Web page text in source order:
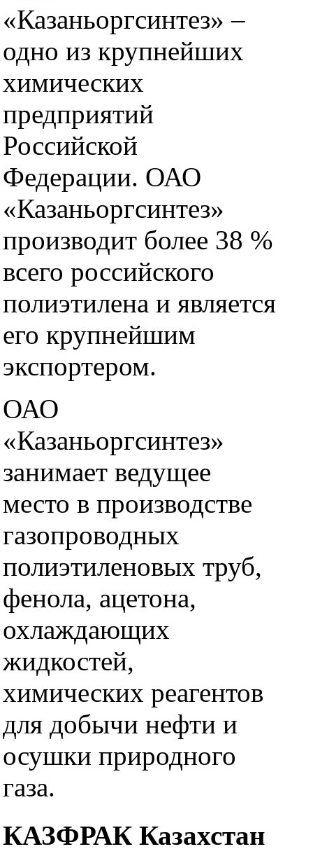
«Казаньоргсинтез» –
одно из крупнейших
химических
предприятий
Российской
Федерации. ОАО
«Казаньоргсинтез»
производит более 38 %
всего российского
полиэтилена и является
его крупнейшим
экспортером.
ОАО
«Казаньоргсинтез»
занимает ведущее
место в производстве
газопроводных
полиэтиленовых труб,
фенола, ацетона,
охлаждающих
жидкостей,
химических реагентов
для добычи нефти и
осушки природного
газа.
КАЗФРАК Казахстан